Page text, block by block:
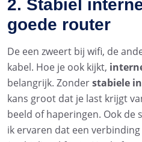
2. Stabiel
goede router
De een zweert bij wifi, de
kabel. Hoe je ook kijkt,
belangrijk. Zonderstabiele
kans groot dat je last krijgt
beeld of haperingen. Ook de
ik ervaren dat een